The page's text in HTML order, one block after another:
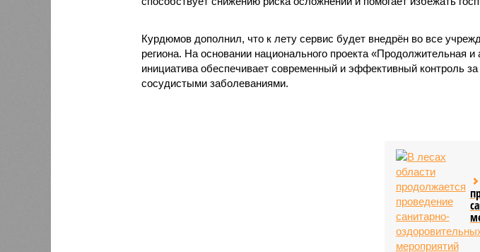
Курдюмов дополнил, что к лету сервис будет внедрён во все
региона. На основании национального проекта «Продолжительная и
инициатива обеспечивает современный и эффективный контроль
сосудистыми заболеваниями.